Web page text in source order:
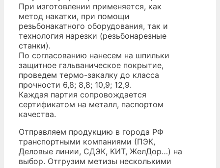
При изготовлении применяется, как
метод накатки, при помощи
резьбонакатного оборудования, так и
технология нарезки (резьбонарезные
станки).
По согласованию нанесем на шпильки
защитное гальваническое покрытие,
проведем термо-закалку до класса
прочности 6,8; 8,8; 10,9; 12,9.
Каждая партия сопровождается
сертификатом на металл, паспортом
качества.
Отправляем продукцию в города РФ
транспортными компаниями (ПЭК,
Деловые линии, СДЭК, КИТ, ЖелДор…) на
выбор. Отгрузим метизы несколькими